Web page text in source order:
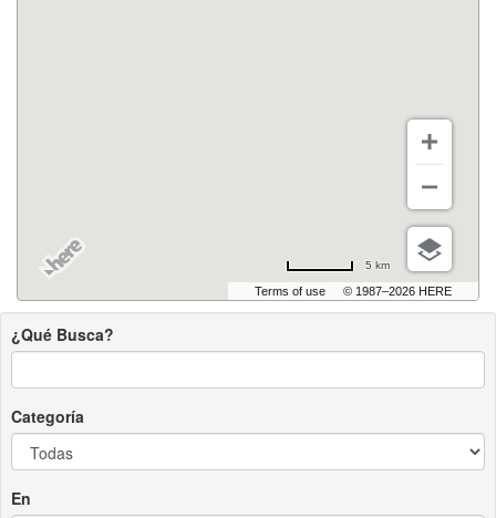
Terms of use © 1987–2026 HERE
5 km
¿Qué Busca?
Categoría
En